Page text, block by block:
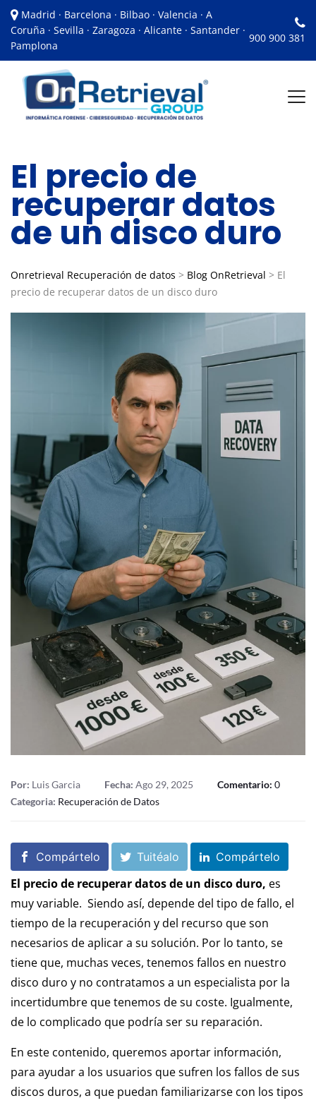
Madrid · Barcelona · Bilbao · Valencia · A
Coruña · Sevilla · Zaragoza · Alicante · Santander ·
Pamplona
900 900 381
El precio de
recuperar datos
de un disco duro
Onretrieval Recuperación de datos > Blog OnRetrieval > El
precio de recuperar datos de un disco duro
Por: Luis Garcia Fecha: Ago 29, 2025 Comentario: 0
Categoria: Recuperación de Datos
Compártelo Tuitéalo Compártelo
El precio de recuperar datos de un disco duro, es
muy variable. Siendo así, depende del tipo de fallo, el
tiempo de la recuperación y del recurso que son
necesarios de aplicar a su solución. Por lo tanto, se
tiene que, muchas veces, tenemos fallos en nuestro
disco duro y no contratamos a un especialista por la
incertidumbre que tenemos de su coste. Igualmente,
de lo complicado que podría ser su reparación.
En este contenido, queremos aportar información,
para ayudar a los usuarios que sufren los fallos de sus
discos duros, a que puedan familiarizarse con los tipos